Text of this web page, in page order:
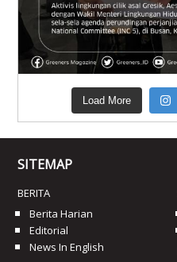
Load More
SITEMAP
BERITA
Berita Harian
Editorial
News In English